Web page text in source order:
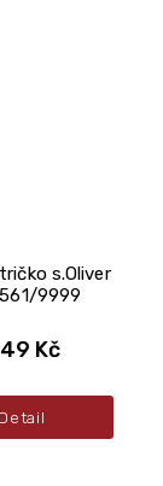
s.Oliver
9999
Kč
Detail